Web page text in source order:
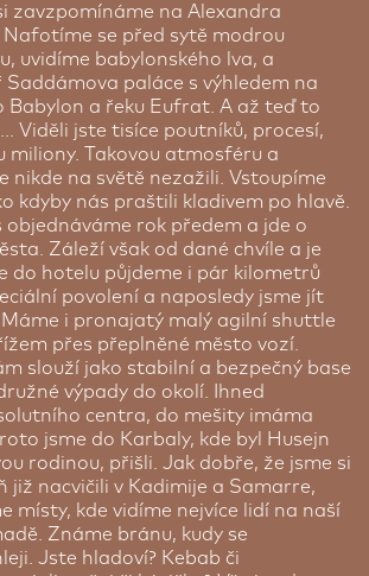
zavzpomínáme na Alexandra
Nafotíme se před sytě modrou
uvidíme babylonského lva, a
paláce s výhledem na
Babylon a řeku Eufrat. A až teď to
Viděli jste tisíce poutníků, procesí,
miliony. Takovou atmosféru a
nikde na světě nezažili. Vstoupíme
kdyby nás praštili kladivem po hlavě.
objednáváme rok předem a jde o
Záleží však od dané chvíle a je
do hotelu půjdeme i pár kilometrů
povolení a naposledy jsme jít
Máme i pronajatý malý agilní shuttle
přes přeplněné město vozí.
slouží jako stabilní a bezpečný base
výpady do okolí. Ihned
centra, do mešity imáma
jsme do Karbaly, kde byl Husejn
rodinou, přišli. Jak dobře, že jsme si
již nacvičili v Kadimije a Samarre,
místy, kde vidíme nejvíce lidí na naší
Známe bránu, kudy se
Jste hladoví? Kebab či